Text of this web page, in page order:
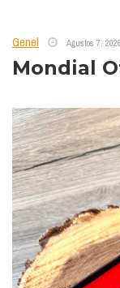
Genel Ağustos 7, 2026
Mondial